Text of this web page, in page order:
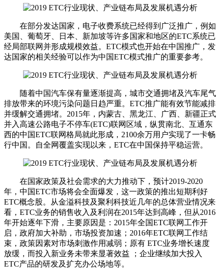
在部分发达国家，电子收费系统已经得到广泛推广，例如
美国、葡萄牙、日本、新加坡等许多国家和地区的ETC系统已
经局部联网并形成规模效益。ETC模式也开始在中国推广，发
达国家的相关经验可以作为中国ETC模式推广的重要参考。
随着中国汽车保有量逐渐提高，城市交通拥堵及汽车尾气
排放带来的环境污染问题日趋严重。ETC推广能有效节能减排
并缓解交通拥堵。2015年，内蒙古、黑龙江、广西、新疆正式
并入高速公路电子不停车(ETC)联网区域，纵贯南北、互通东
西的中国ETC联网格局就此形成，2100余万用户实现了一卡畅
行中国。自全网覆盖实现以来，ETC在中国保持平稳运营。
在国家政策及社会需求的大力推动下，预计2019-2020
年，中国ETC市场将会全面爆发，这一政策的推出短期利好
ETC概念股。从金溢科技及聚利科技近几年的总体营业情况来
看，ETC业务的销售收入及利润在2015年达到高峰，但从2016
年开始逐年下滑，主要原因是：2015年全国ETC联网工作开
启，政府加大补助，市场投资加速；2016年ETC联网工作结
束，政策因素对市场刺激作用减弱；原有 ETC业务增长速度
放缓，而投入新业务未带来显著效益 ；企业继续加大投入
ETC产品的研发及扩充办公场地等。